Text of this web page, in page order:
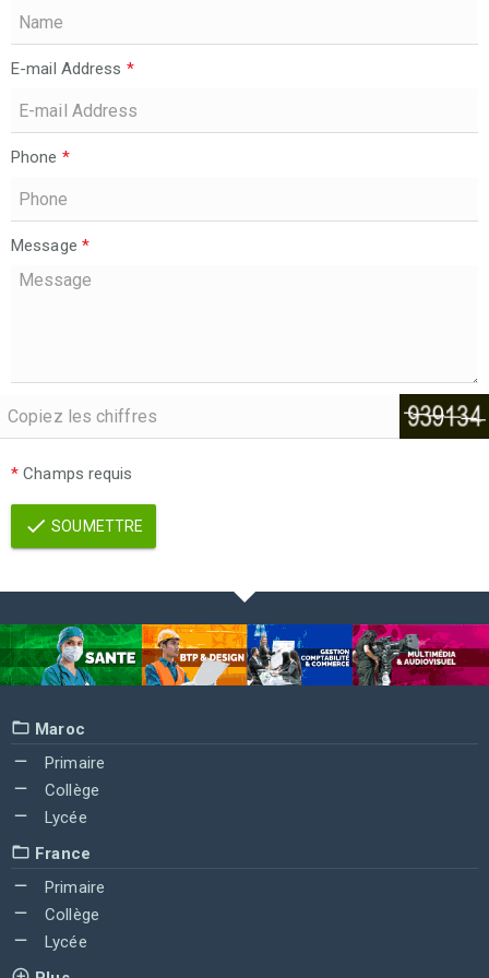
E-mail Address *
Phone *
Message *
* Champs requis
SOUMETTRE
Maroc
Primaire
Collège
Lycée
France
Primaire
Collège
Lycée